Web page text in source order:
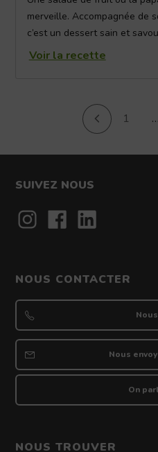
merveille. Accompagnée de
c’est un dessert sain et
Voir la recette
1 …
SUIVEZ NOUS
Contact
NOUS CONTACTER
Nous
On
NOUS TROUVER